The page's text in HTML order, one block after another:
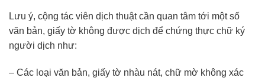
Lưu ý, cộng tác viên dịch thuật cần quan tâm tới một số
văn bản, giấy tờ không được dịch để chứng thực chữ ký
người dịch như:
– Các loại văn bản, giấy tờ nhàu nát, chữ mờ không xác